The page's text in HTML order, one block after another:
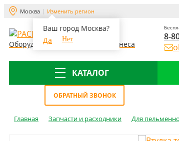
Москва Изменить регион
Ваш город Москва?
Да
Нет
Оборудование для склада и бизнеса
8-
КАТАЛОГ
ОБРАТНЫЙ ЗВОНОК
Главная Запчасти и расходники Для